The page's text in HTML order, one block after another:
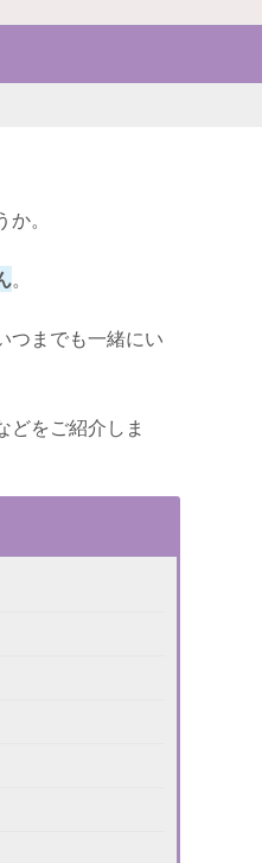
。
。
つまでも一緒にい
どをご紹介しま